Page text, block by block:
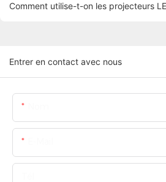
Comment utilise-t-on les projecteurs
Entrer en contact avec nous